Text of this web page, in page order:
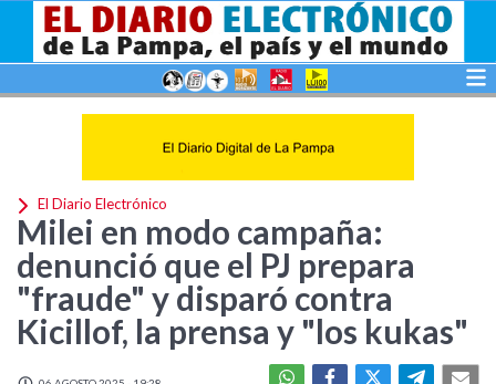
El Diario Electrónico
Milei en modo campaña:
denunció que el PJ prepara
"fraude" y disparó contra
Kicillof, la prensa y "los kukas"